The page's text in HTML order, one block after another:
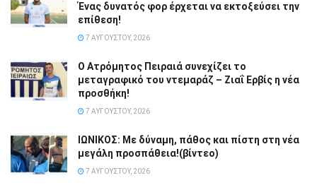
Ένας δυνατός φορ έρχεται να εκτοξεύσει την
επίθεση!
7 ΑΥΓΟΎΣΤΟΥ, 2026
Ο Ατρόμητος Πειραιά συνεχίζει το
μεταγραφικό του ντεμαράζ – Ζιαΐ Ερβίς η νέα
προσθήκη!
7 ΑΥΓΟΎΣΤΟΥ, 2026
ΙΩΝΙΚΟΣ: Με δύναμη, πάθος και πίστη στη νέα
μεγάλη προσπάθεια!(βίντεο)
7 ΑΥΓΟΎΣΤΟΥ, 2026